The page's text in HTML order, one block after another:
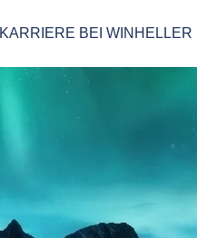
KARRIERE BEI WINHELLER